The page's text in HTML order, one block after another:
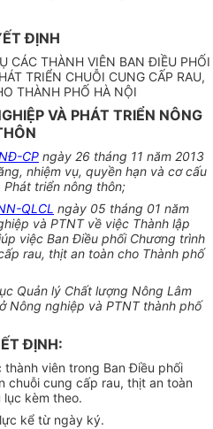
ĐỊNH
CÁC THÀNH VIÊN BAN ĐIỀU PHỐI
TRIỂN CHUỖI CUNG CẤP RAU,
THÀNH PHỐ HÀ NỘI
VÀ PHÁT TRIỂN NÔNG
CP ngày 26 tháng 11 năm 2013
nhiệm vụ, quyền hạn và cơ cấu
triển nông thôn;
QLCL ngày 05 tháng 01 năm
và PTNT về việc Thành lập
việc Ban Điều phối Chương trình
rau, thịt an toàn cho Thành phố
Quản lý Chất lượng Nông Lâm
Nông nghiệp và PTNT thành phố
ĐỊNH:
thành viên trong Ban Điều phối
chuỗi cung cấp rau, thịt an toàn
lục kèm theo.
kể từ ngày ký.